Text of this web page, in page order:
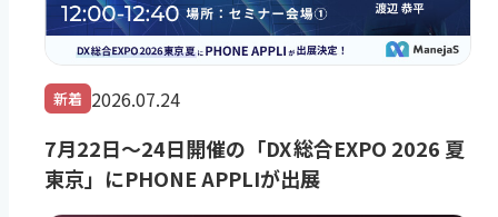
新着 2026.07.24
7月22日～24日開催の「DX 総合EXPO 2026 夏
東京」にPHONE APPLIが出展